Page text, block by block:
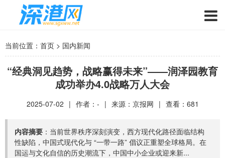
当前位置： 首页 > 国内新闻
“经典洞见趋势，战略赢得未来”——润泽园教育
成功举办4.0战略万人大会
2025-07-02 | 作者：- | 来源：京报网 | 查看： 681
内容摘要 ：当前世界秩序深刻演变，西方现代化路径面临结构
性缺陷，中国式现代化与 “一带一路” 倡议正重塑全球格局。在
国运与文化自信的历史潮流下，中国中小企业或迎来新...